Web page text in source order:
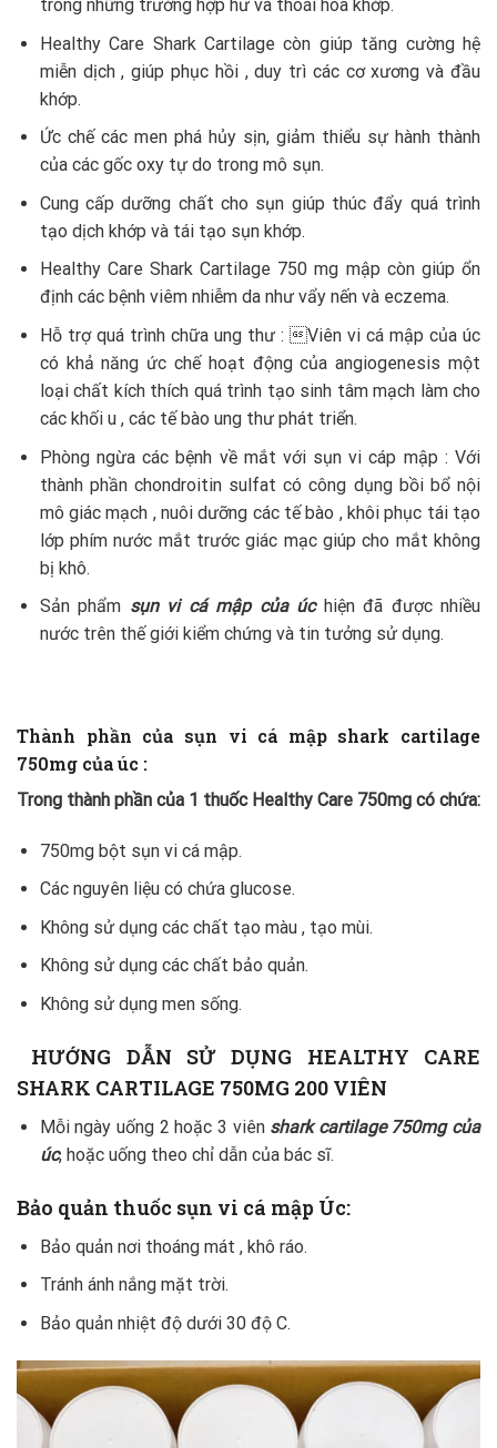
trong những trường hợp hư và thoái hóa khớp.
Healthy Care Shark Cartilage còn giúp tăng cường hệ
miễn dịch , giúp phục hồi , duy trì các cơ xương và đầu
khớp.
Ức chế các men phá hủy sịn, giảm thiểu sự hành thành
của các gốc oxy tự do trong mô sụn.
Cung cấp dưỡng chất cho sụn giúp thúc đẩy quá trình
tạo dịch khớp và tái tạo sụn khớp.
Healthy Care Shark Cartilage 750 mg mập còn giúp ổn
định các bệnh viêm nhiễm da như vẩy nến và eczema.
Hỗ trợ quá trình chữa ung thư : Viên vi cá mập của úc
có khả năng ức chế hoạt động của angiogenesis một
loại chất kích thích quá trình tạo sinh tâm mạch làm cho
các khối u , các tế bào ung thư phát triển.
Phòng ngừa các bệnh về mắt với sụn vi cáp mập : Với
thành phần chondroitin sulfat có công dụng bồi bổ nội
mô giác mạch , nuôi dưỡng các tế bào , khôi phục tái tạo
lớp phím nước mắt trước giác mạc giúp cho mắt không
bị khô.
Sản phẩm sụn vi cá mập của úchiện đã được nhiều
nước trên thế giới kiểm chứng và tin tưởng sử dụng.
Thành phần của sụn vi cá mập shark cartilage
750mg của úc :
Trong thành phần của 1 thuốc Healthy Care 750mg có chứa:
750mg bột sụn vi cá mập.
Các nguyên liệu có chứa glucose.
Không sử dụng các chất tạo màu , tạo mùi.
Không sử dụng các chất bảo quản.
Không sử dụng men sống.
HƯỚNG DẪN SỬ DỤNG HEALTHY CARE
SHARK CARTILAGE 750MG 200 VIÊN
Mỗi ngày uống 2 hoặc 3 viên shark cartilage 750mg của
úc, hoặc uống theo chỉ dẫn của bác sĩ.
Bảo quản thuốc sụn vi cá mập Úc:
Bảo quản nơi thoáng mát , khô ráo.
Tránh ánh nắng mặt trời.
Bảo quản nhiệt độ dưới 30 độ C.